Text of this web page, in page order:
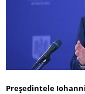
Președintele